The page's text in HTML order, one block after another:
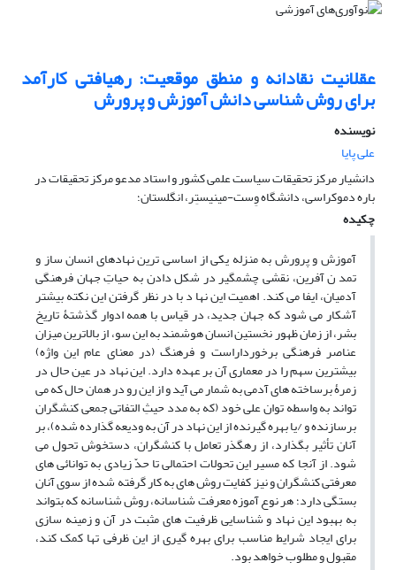
عقلانیت نقادانه و منطق موقعیت: رهیافتی کارآمد
برای روش شناسی دانش آموزش و پرورش
نویسنده
علی پایا
دانشیار مرکز تحقیقات سیاست علمی کشور و استاد مدعو مرکز تحقیقات در
باره دموکراسی، دانشگاه وِست-مینیستِر، انگلستان؛
چکیده
آموزش و پرورش به منزله یکی از اساسی ترین نهادهای انسان ساز و
تمد ن آفرین، نقشی چشمگیر در شکل دادن به حیاتِ جهان فرهنگی
آدمیان، ایفا می کند. اهمیت این نها د با در نظر گرفتن این نکته بیشتر
آشکار می شود که جهان جدید، در قیاس با همه ادوار گذشتۀ تاریخ
بشر، از زمان ظهور نخستین انسان هوشمند به این سو، از بالاترین میزان
عناصر فرهنگی برخورداراست و فرهنگ (در معنای عام این واژه)
بیشترین سهم را در معماری آن بر عهده دارد. این نهاد در عین حال در
زمرۀ برساخته های آدمی به شمار می آید و از این رو در همان حال که می
تواند به واسطه توان علی خود (که به مدد حیثِ التفاتی جمعی کنشگران
برسازنده و /یا بهره گیرنده از این نهاد در آن به ودیعه گذارده شده)، بر
آنان تأثیر بگذارد، از رهگذر تعامل با کنشگران، دستخوش تحول می
شود. از آنجا که مسیر این تحولات احتمالی تا حدّ زیادی به توانائی های
معرفتی کنشگران و نیز کفایت روش های به کار گرفته شده از سوی آنان
بستگی دارد؛ هر نوع آموزه معرفت شناسانه، روش شناسانه که بتواند
به بهبود این نهاد و شناسایی ظرفیت های مثبت در آن و زمینه سازی
برای ایجاد شرایط مناسب برای بهره گیری از این ظرفی تها کمک کند،
مقبول و مطلوب خواهد بود.